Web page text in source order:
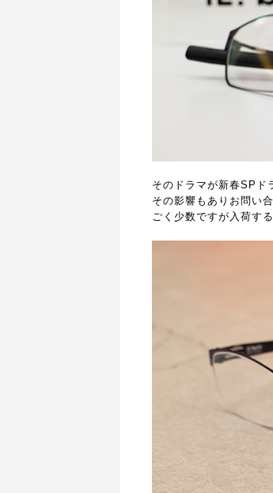
そのドラマが新春SPド
その影響もありお問い
ごく少数ですが入荷す